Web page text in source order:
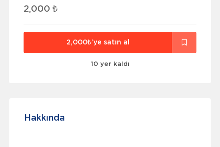
2,000 ₺
2,000₺'ye satın al
10 yer kaldı
Hakkında